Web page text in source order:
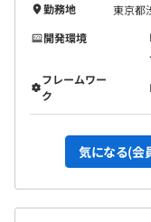
勤務地
東京都
開発環境
フレームワー
ク
気になる(会